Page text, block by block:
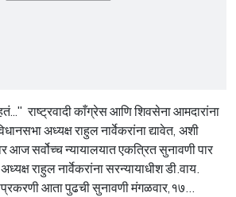
राष्ट्रवादी काँग्रेस आणि शिवसेना आमदारांना
अध्यक्ष राहुल नार्वेकरांना द्यावेत, अशी
आज सर्वोच्च न्यायालयात एकत्रित सुनावणी पार
राहुल नार्वेकरांना सरन्यायाधीश डी.वाय.
आता पुढची सुनावणी मंगळवार,१७...